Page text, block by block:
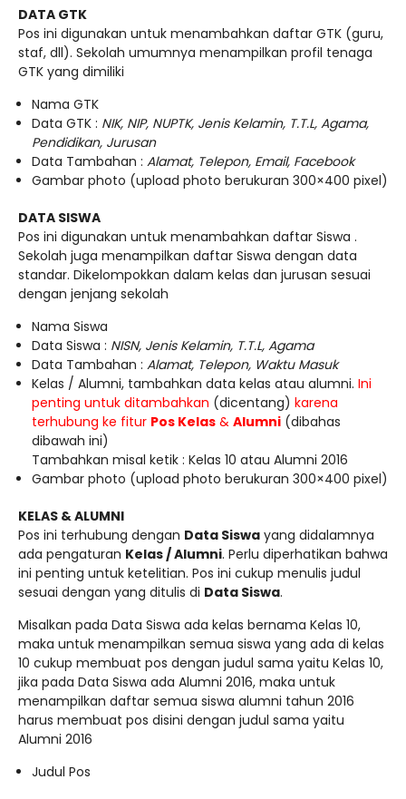
DATA GTK
Pos ini digunakan untuk menambahkan daftar GTK (guru,
staf, dll). Sekolah umumnya menampilkan profil tenaga
GTK yang dimiliki
Nama GTK
Data GTK : NIK, NIP, NUPTK, Jenis Kelamin, T.T.L, Agama,
Pendidikan, Jurusan
Data Tambahan : Alamat, Telepon, Email, Facebook
Gambar photo (upload photo berukuran 300×400 pixel)
DATA SISWA
Pos ini digunakan untuk menambahkan daftar Siswa .
Sekolah juga menampilkan daftar Siswa dengan data
standar. Dikelompokkan dalam kelas dan jurusan sesuai
dengan jenjang sekolah
Nama Siswa
Data Siswa : NISN, Jenis Kelamin, T.T.L, Agama
Data Tambahan : Alamat, Telepon, Waktu Masuk
Kelas / Alumni, tambahkan data kelas atau alumni. Ini
penting untuk ditambahkan (dicentang) karena
terhubung ke fitur Pos Kelas & Alumni (dibahas
dibawah ini)
Tambahkan misal ketik : Kelas 10 atau Alumni 2016
Gambar photo (upload photo berukuran 300×400 pixel)
KELAS & ALUMNI
Pos ini terhubung dengan Data Siswa yang didalamnya
ada pengaturan Kelas / Alumni. Perlu diperhatikan bahwa
ini penting untuk ketelitian. Pos ini cukup menulis judul
sesuai dengan yang ditulis di Data Siswa.
Misalkan pada Data Siswa ada kelas bernama Kelas 10,
maka untuk menampilkan semua siswa yang ada di kelas
10 cukup membuat pos dengan judul sama yaitu Kelas 10,
jika pada Data Siswa ada Alumni 2016, maka untuk
menampilkan daftar semua siswa alumni tahun 2016
harus membuat pos disini dengan judul sama yaitu
Alumni 2016
Judul Pos